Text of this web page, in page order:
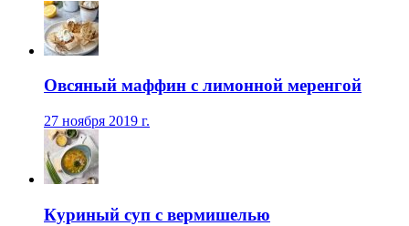
Овсяный маффин с лимонной меренгой
27 ноября 2019 г.
Куриный суп с вермишелью